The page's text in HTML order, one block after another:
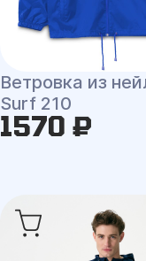
Ветровка из
Surf 210
1570 ₽